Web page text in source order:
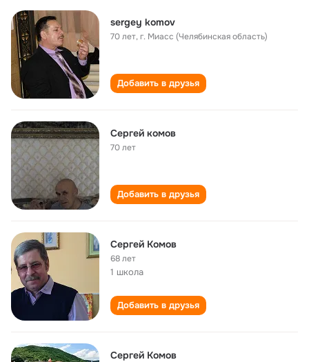
sergey komov
70 лет,г. Миасс (Челябинская область)
Добавить в друзья
Сергей комов
70 лет
Добавить в друзья
Сергей Комов
68 лет
1 школа
Добавить в друзья
Сергей Комов